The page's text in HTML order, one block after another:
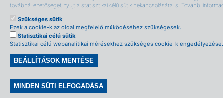
továbbá lehetőséget nyújt a statisztikai célú sütik bekapcsolására is. További
Szükséges sütik
Ezek a cookie-k az oldal megfelelő működéséhez szükségesek.
Statisztikai célú sütik
Statisztikai célú webanalitikai mérésekhez szükséges cookie-k engedélyezése.
BEÁLLÍTÁSOK MENTÉSE
MINDEN SÜTI ELFOGADÁSA